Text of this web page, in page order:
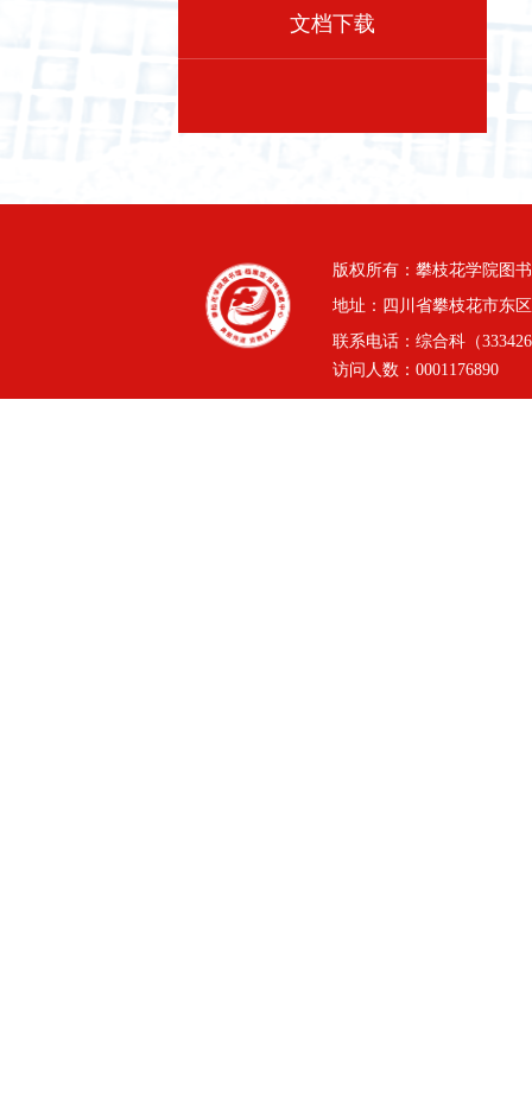
文档下载
版权所有：攀枝花学院图
地址：四川省攀枝花市东
联系电话：综合科（
访问人数： 0001176890